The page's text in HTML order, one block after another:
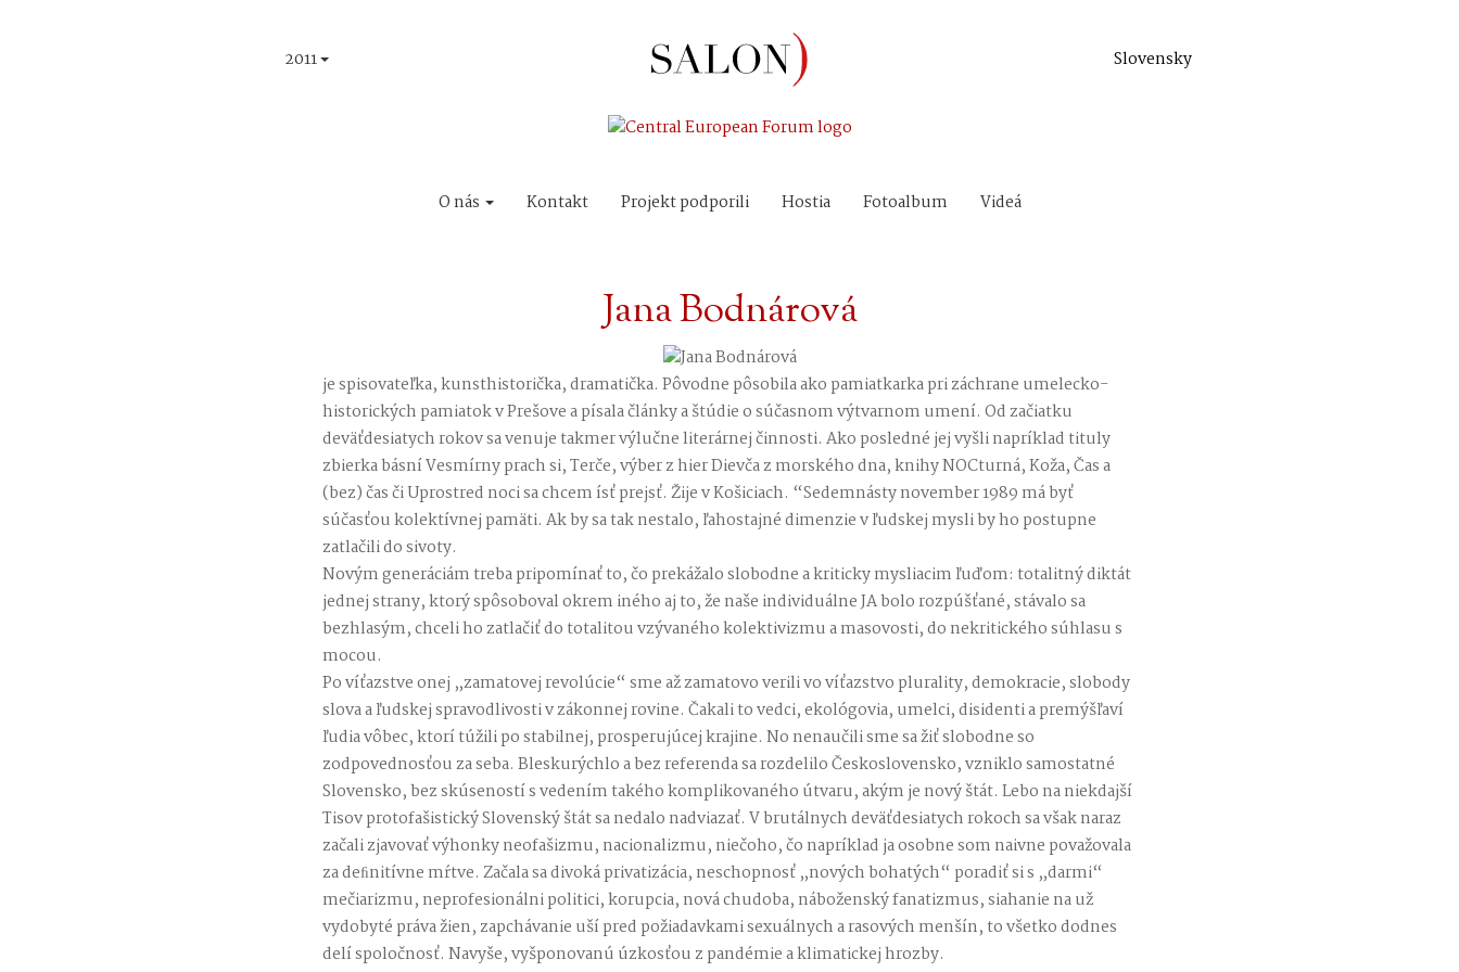
2011 Slovensky
O nás Kontakt Projekt podporili Hostia Fotoalbum Videá
Jana Bodnárová
je spisovateľka, kunsthistorička, dramatička. Pôvodne pôsobila ako pamiatkarka pri záchrane umelecko-
historických pamiatok v Prešove a písala články a štúdie o súčasnom výtvarnom umení. Od začiatku
deväťdesiatych rokov sa venuje takmer výlučne literárnej činnosti. Ako posledné jej vyšli napríklad tituly
zbierka básní Vesmírny prach si, Terče, výber z hier Dievča z morského dna, knihy NOCturná, Koža, Čas a
(bez) čas či Uprostred noci sa chcem ísť prejsť. Žije v Košiciach. “Sedemnásty november 1989 má byť
súčasťou kolektívnej pamäti. Ak by sa tak nestalo, ľahostajné dimenzie v ľudskej mysli by ho postupne
zatlačili do sivoty.
Novým generáciám treba pripomínať to, čo prekážalo slobodne a kriticky mysliacim ľuďom: totalitný diktát
jednej strany, ktorý spôsoboval okrem iného aj to, že naše individuálne JA bolo rozpúšťané, stávalo sa
bezhlasým, chceli ho zatlačiť do totalitou vzývaného kolektivizmu a masovosti, do nekritického súhlasu s
mocou.
Po víťazstve onej „zamatovej revolúcie“ sme až zamatovo verili vo víťazstvo plurality, demokracie, slobody
slova a ľudskej spravodlivosti v zákonnej rovine. Čakali to vedci, ekológovia, umelci, disidenti a premýšľaví
ľudia vôbec, ktorí túžili po stabilnej, prosperujúcej krajine. No nenaučili sme sa žiť slobodne so
zodpovednosťou za seba. Bleskurýchlo a bez referenda sa rozdelilo Československo, vzniklo samostatné
Slovensko, bez skúseností s vedením takého komplikovaného útvaru, akým je nový štát. Lebo na niekdajší
Tisov protofašistický Slovenský štát sa nedalo nadviazať. V brutálnych deväťdesiatych rokoch sa však naraz
začali zjavovať výhonky neofašizmu, nacionalizmu, niečoho, čo napríklad ja osobne som naivne považovala
za deﬁnitívne mŕtve. Začala sa divoká privatizácia, neschopnosť „nových bohatých“ poradiť si s „darmi“
mečiarizmu, neprofesionálni politici, korupcia, nová chudoba, náboženský fanatizmus, siahanie na už
vydobyté práva žien, zapchávanie uší pred požiadavkami sexuálnych a rasových menšín, to všetko dodnes
delí spoločnosť. Navyše, vyšponovanú úzkosťou z pandémie a klimatickej hrozby.